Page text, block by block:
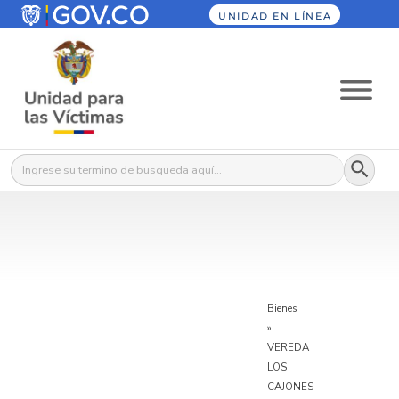
UNIDAD EN LÍNEA
Buscar: Botón
Bienes
»
VEREDA
LOS
CAJONES